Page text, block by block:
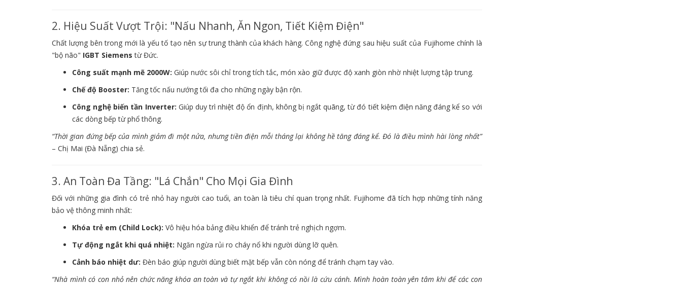
2. Hiệu Suất Vượt Trội: "Nấu Nhanh, Ăn Ngon, Tiết Kiệm Điện"
Chất lượng bên trong mới là yếu tố tạo nên sự trung thành của khách hàng. Công nghệ đứng sau hiệu suất của Fujihome chính là
"bộ não" IGBT Siemens từ Đức.
Công suất mạnh mẽ 2000W: Giúp nước sôi chỉ trong tích tắc, món xào giữ được độ xanh giòn nhờ nhiệt lượng tập trung.
Chế độ Booster: Tăng tốc nấu nướng tối đa cho những ngày bận rộn.
Công nghệ biến tần Inverter: Giúp duy trì nhiệt độ ổn định, không bị ngắt quãng, từ đó tiết kiệm điện năng đáng kể so với
các dòng bếp từ phổ thông.
“Thời gian đứng bếp của mình giảm đi một nửa, nhưng tiền điện mỗi tháng lại không hề tăng đáng kể. Đó là điều mình hài lòng nhất”
– Chị Mai (Đà Nẵng) chia sẻ.
3. An Toàn Đa Tầng: "Lá Chắn" Cho Mọi Gia Đình
Đối với những gia đình có trẻ nhỏ hay người cao tuổi, an toàn là tiêu chí quan trọng nhất. Fujihome đã tích hợp những tính năng
bảo vệ thông minh nhất:
Khóa trẻ em (Child Lock): Vô hiệu hóa bảng điều khiển để tránh trẻ nghịch ngợm.
Tự động ngắt khi quá nhiệt: Ngăn ngừa rủi ro cháy nổ khi người dùng lỡ quên.
Cảnh báo nhiệt dư: Đèn báo giúp người dùng biết mặt bếp vẫn còn nóng để tránh chạm tay vào.
“Nhà mình có con nhỏ nên chức năng khóa an toàn và tự ngắt khi không có nồi là cứu cánh. Mình hoàn toàn yên tâm khi để các con